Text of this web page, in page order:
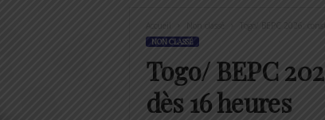
Accueil Togo/ BEPC 2026:
NON CLASSÉ
Togo/ BEPC
dès 16 heures